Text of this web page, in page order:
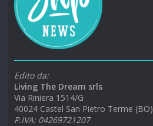
Edito da:
Living The Dream srls
Via Riniera 1514/G
40024 Castel San Pietro Terme (BO)
P.IVA: 04269721207